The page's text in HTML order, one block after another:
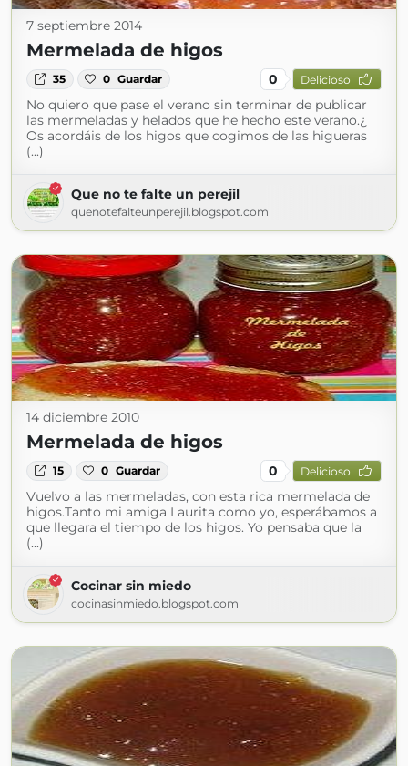
7 septiembre 2014
Mermelada de higos
35 0 Guardar 0 Delicioso
No quiero que pase el verano sin terminar de publicar
las mermeladas y helados que he hecho este verano.¿
Os acordáis de los higos que cogimos de las higueras
(...)
Que no te falte un perejil
quenotefalteunperejil.blogspot.com
14 diciembre 2010
Mermelada de higos
15 0 Guardar 0 Delicioso
Vuelvo a las mermeladas, con esta rica mermelada de
higos.Tanto mi amiga Laurita como yo, esperábamos a
que llegara el tiempo de los higos. Yo pensaba que la
(...)
Cocinar sin miedo
cocinasinmiedo.blogspot.com